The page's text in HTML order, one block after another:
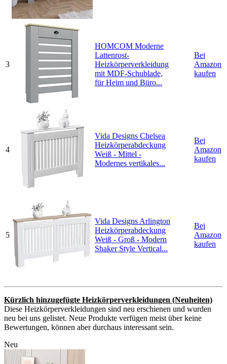
3
HOMCOM Moderne
Lattenrost-
Heizkörperverkleidung
mit MDF-Schublade,
für Heim und Büro...
Bei
Amazon
kaufen
4
Vida Designs Chelsea
Heizkörperabdeckung
Weiß - Mittel -
Modernes vertikales...
Bei
Amazon
kaufen
5
Vida Designs Arlington
Heizkörperabdeckung
Weiß - Groß - Modern
Shaker Style Vertical...
Bei
Amazon
kaufen
Kürzlich hinzugefügte Heizkörperverkleidungen (Neuheiten)
Diese Heizkörperverkleidungen sind neu erschienen und wurden
neu bei uns gelistet. Neue Produkte verfügen meist über keine
Bewertungen, können aber durchaus interessant sein.
Neu